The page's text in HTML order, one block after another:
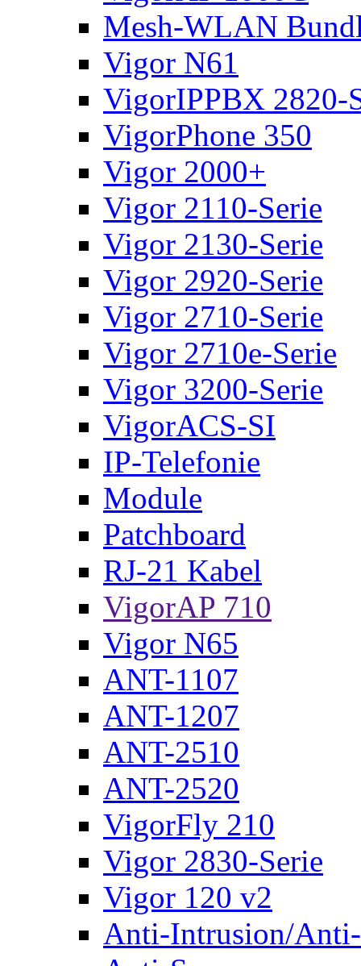
Mesh-WLAN
Vigor N61
VigorIPPBX 2820-
VigorPhone 350
Vigor 2000+
Vigor 2110-Serie
Vigor 2130-Serie
Vigor 2920-Serie
Vigor 2710-Serie
Vigor 2710e-Serie
Vigor 3200-Serie
VigorACS-SI
IP-Telefonie
Module
Patchboard
RJ-21 Kabel
VigorAP 710
Vigor N65
ANT-1107
ANT-1207
ANT-2510
ANT-2520
VigorFly 210
Vigor 2830-Serie
Vigor 120 v2
Anti-Intrusion/